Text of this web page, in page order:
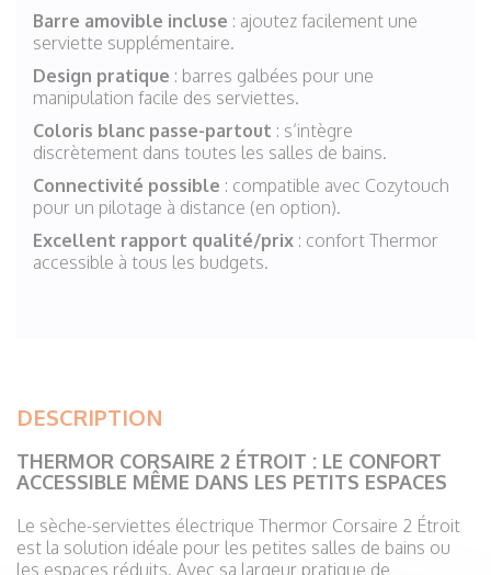
Barre amovible incluse : ajoutez facilement une
serviette supplémentaire.
Design pratique : barres galbées pour une
manipulation facile des serviettes.
Coloris blanc passe-partout : s’intègre
discrètement dans toutes les salles de bains.
Connectivité possible : compatible avec Cozytouch
pour un pilotage à distance (en option).
Excellent rapport qualité/prix : confort Thermor
accessible à tous les budgets.
DESCRIPTION
THERMOR CORSAIRE 2 ÉTROIT : LE CONFORT
ACCESSIBLE MÊME DANS LES PETITS ESPACES
Le sèche-serviettes électrique Thermor Corsaire 2 Étroit
est la solution idéale pour les petites salles de bains ou
les espaces réduits. Avec sa largeur pratique de